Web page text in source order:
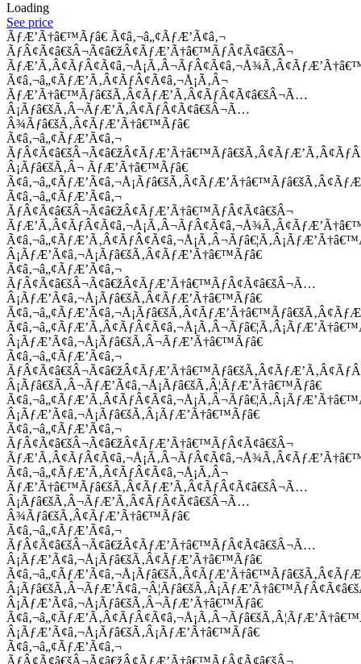
Loading
See price
ÃƒÆ’Ã†â€™Ãƒâ€ Ã¢â‚¬â„¢ÃƒÆ’Ã¢â‚¬
ÃƒÂ¢Ã¢â€šÂ¬Ã¢â€žÂ¢ÃƒÆ’Ã†â€™ÃƒÂ¢Ã¢â€šÂ¬
Ã¢â‚¬â„¢ÃƒÆ’Ã‚Â¢ÃƒÂ¢Ã¢â‚¬Å¡Ã‚Â¬
ÃƒÆ’Ã†â€™Ãƒâ€šÃ‚Â¢ÃƒÆ’Ã‚Â¢ÃƒÂ¢Ã¢â€šÂ¬Ã…
Â¡Ãƒâ€šÃ‚Â¬ÃƒÆ’Ã‚Â¢ÃƒÂ¢Ã¢â€šÂ¬Ã…
Â¾Ãƒâ€šÃ‚Â¢ÃƒÆ’Ã†â€™Ãƒâ€
Ã¢â‚¬â„¢ÃƒÆ’Ã¢â‚¬
Â¡Ãƒâ€šÃ‚Â¬ ÃƒÆ’Ã†â€™Ãƒâ€
Ã¢â‚¬â„¢ÃƒÆ’Ã¢â‚¬
ÃƒÂ¢Ã¢â€šÂ¬Ã¢â€žÂ¢ÃƒÆ’Ã†â€™ÃƒÂ¢Ã¢â€šÂ¬
Â¡ÃƒÆ’Ã¢â‚¬Å¡Ãƒâ€šÃ‚Â¢ÃƒÆ’Ã†â€™Ãƒâ€
Ã¢â‚¬â„¢ÃƒÆ’Ã¢â‚¬
ÃƒÂ¢Ã¢â€šÂ¬Ã¢â€žÂ¢ÃƒÆ’Ã†â€™ÃƒÂ¢Ã¢â€šÂ¬Ã…
Â¡ÃƒÆ’Ã¢â‚¬Å¡Ãƒâ€šÃ‚Â¢ÃƒÆ’Ã†â€™Ãƒâ€
Â¡ÃƒÆ’Ã¢â‚¬Å¡Ãƒâ€šÃ‚Â¬ÃƒÆ’Ã†â€™Ãƒâ€
Ã¢â‚¬â„¢ÃƒÆ’Ã¢â‚¬
Â¡Ãƒâ€šÃ‚Â¬ÃƒÆ’Ã¢â‚¬Å¡Ãƒâ€šÃ‚Â¦ÃƒÆ’Ã†â€™Ãƒâ€
Â¡ÃƒÆ’Ã¢â‚¬Å¡Ãƒâ€šÃ‚Â¡ÃƒÆ’Ã†â€™Ãƒâ€
Ã¢â‚¬â„¢ÃƒÆ’Ã¢â‚¬
ÃƒÂ¢Ã¢â€šÂ¬Ã¢â€žÂ¢ÃƒÆ’Ã†â€™ÃƒÂ¢Ã¢â€šÂ¬
Ã¢â‚¬â„¢ÃƒÆ’Ã‚Â¢ÃƒÂ¢Ã¢â‚¬Å¡Ã‚Â¬
ÃƒÆ’Ã†â€™Ãƒâ€šÃ‚Â¢ÃƒÆ’Ã‚Â¢ÃƒÂ¢Ã¢â€šÂ¬Ã…
Â¡Ãƒâ€šÃ‚Â¬ÃƒÆ’Ã‚Â¢ÃƒÂ¢Ã¢â€šÂ¬Ã…
Â¾Ãƒâ€šÃ‚Â¢ÃƒÆ’Ã†â€™Ãƒâ€
Ã¢â‚¬â„¢ÃƒÆ’Ã¢â‚¬
ÃƒÂ¢Ã¢â€šÂ¬Ã¢â€žÂ¢ÃƒÆ’Ã†â€™ÃƒÂ¢Ã¢â€šÂ¬Ã…
Â¡ÃƒÆ’Ã¢â‚¬Å¡Ãƒâ€šÃ‚Â¢ÃƒÆ’Ã†â€™Ãƒâ€
Â¡ÃƒÆ’Ã¢â‚¬Å¡Ãƒâ€šÃ‚Â¬ÃƒÆ’Ã†â€™Ãƒâ€
Â¡ÃƒÆ’Ã¢â‚¬Å¡Ãƒâ€šÃ‚Â¡ÃƒÆ’Ã†â€™Ãƒâ€
Ã¢â‚¬â„¢ÃƒÆ’Ã¢â‚¬